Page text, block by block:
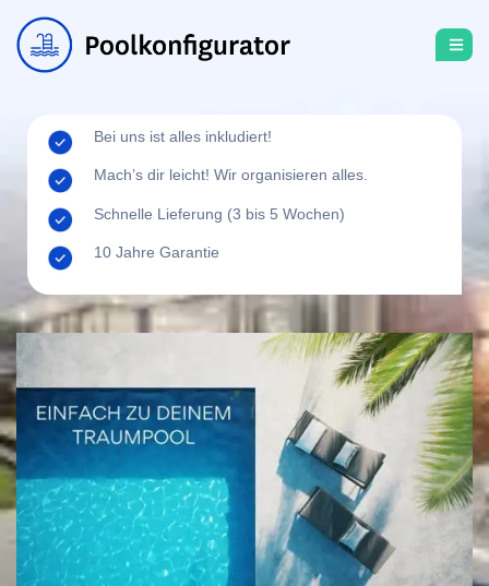
Bei uns ist alles inkludiert!
Mach’s dir leicht! Wir organisieren alles.
Schnelle Lieferung (3 bis 5 Wochen)
10 Jahre Garantie